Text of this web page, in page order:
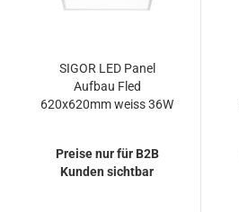
SIGOR LED Panel
Aufbau Fled
620x620mm weiss 36W
Preise nur für B2B
Kunden sichtbar